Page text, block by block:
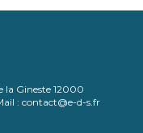
la Gineste 12000
contact@e-d-s.fr